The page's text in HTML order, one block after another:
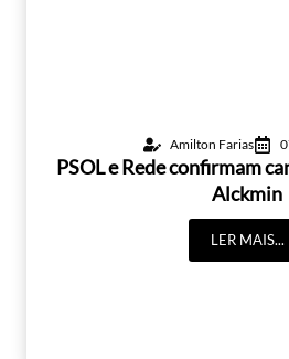
Amilton Farias
PSOL e Rede confirmam
Alckmin
LER MAIS...